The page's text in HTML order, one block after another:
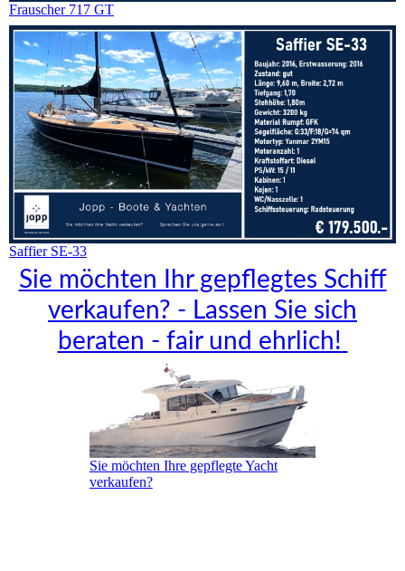
Frauscher 717 GT
Saffier SE-33
Sie möchten Ihr gepflegtes Schiff
verkaufen? - Lassen Sie sich
beraten - fair und ehrlich!
Sie möchten Ihre gepflegte Yacht
verkaufen?